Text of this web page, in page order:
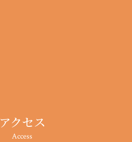
アクセス
Access